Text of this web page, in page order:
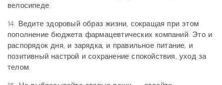
велосипеде.
14. Ведите здоровый образ жизни, сокращая при этом
пополнение бюджета фармацевтических компаний. Это и
распорядок дня, и зарядка, и правильное питание, и
позитивный настрой и сохранение спокойствия, уход за
телом.